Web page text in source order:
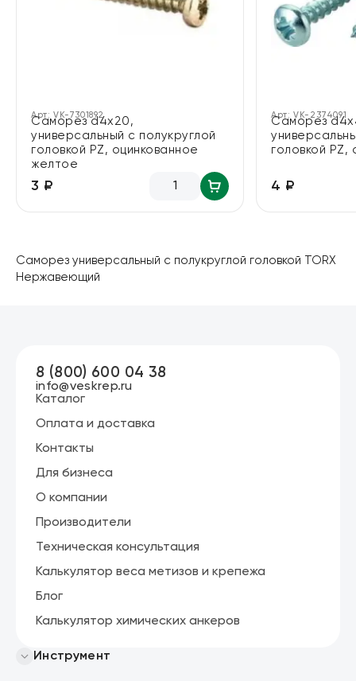
Арт: VK-7301892
Саморез d4х20,
универсальный с полукруглой
головкой PZ, оцинкованное
желтое
3 ₽
Арт:VK-2374091
Саморез
головкой PZ,
4 ₽
Саморез универсальный с полукруглой головкой TORX
Нержавеющий
Инструмент
Каталог
Оплата и доставка
Контакты
Для бизнеса
О компании
Производители
Техническая консультация
Калькулятор веса метизов и крепежа
Блог
Калькулятор химических анкеров
8 (800) 600 04 38
info@veskrep.ru